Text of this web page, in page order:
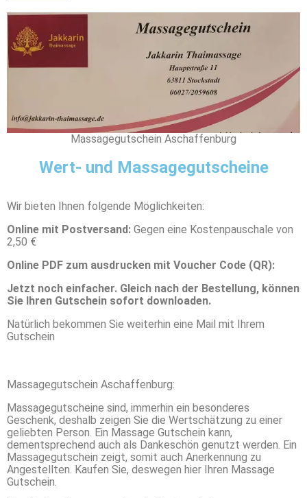
Massagegutschein Aschaffenburg
Wert- und Massagegutscheine
Wir bieten Ihnen folgende Möglichkeiten:
Online mit Postversand: Gegen eine Kostenpauschale von
2,50 €
Online PDF zum ausdrucken mit Voucher Code (QR):
Jetzt noch einfacher. Gleich nach der Bestellung, können
Sie Ihren Gutschein sofort downloaden.
Natürlich bekommen Sie weiterhin eine Mail mit Ihrem
Gutschein
Massagegutschein Aschaffenburg:
Massagegutscheine sind, immerhin ein besonderes
Geschenk, deshalb zeigen Sie die Wertschätzung zu einer
geliebten Person. Ein Massage Gutschein kann,
dementsprechend auch als Dankeschön genutzt werden. Ein
Massagegutschein zeigt, somit auch Anerkennung zu
Angestellten. Kaufen Sie, deswegen hier Ihren Massage
Gutschein.